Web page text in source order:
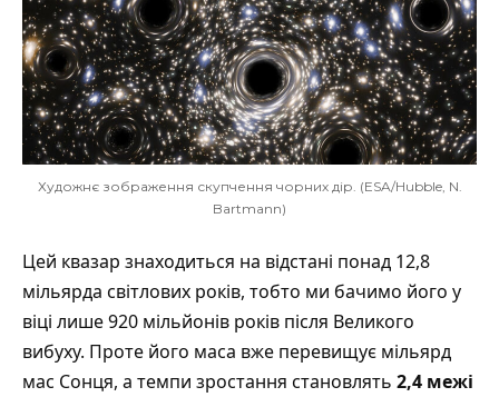
Художнє зображення скупчення чорних дір. (ESA/Hubble, N.
Bartmann)
Цей квазар знаходиться на відстані понад 12,8
мільярда світлових років, тобто ми бачимо його у
віці лише 920 мільйонів років після Великого
вибуху. Проте його маса вже перевищує мільярд
мас Сонця, а темпи зростання становлять 2,4 межі